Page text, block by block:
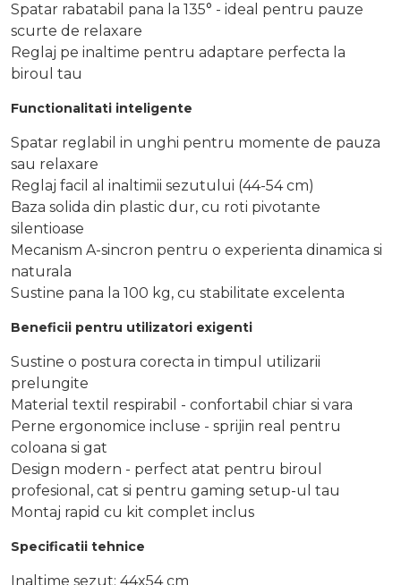
Spatar rabatabil pana la 135° - ideal pentru pauze
scurte de relaxare
Reglaj pe inaltime pentru adaptare perfecta la
biroul tau
Functionalitati inteligente
Spatar reglabil in unghi pentru momente de pauza
sau relaxare
Reglaj facil al inaltimii sezutului (44-54 cm)
Baza solida din plastic dur, cu roti pivotante
silentioase
Mecanism A-sincron pentru o experienta dinamica si
naturala
Sustine pana la 100 kg, cu stabilitate excelenta
Beneficii pentru utilizatori exigenti
Sustine o postura corecta in timpul utilizarii
prelungite
Material textil respirabil - confortabil chiar si vara
Perne ergonomice incluse - sprijin real pentru
coloana si gat
Design modern - perfect atat pentru biroul
profesional, cat si pentru gaming setup-ul tau
Montaj rapid cu kit complet inclus
Specificatii tehnice
Inaltime sezut: 44x54 cm